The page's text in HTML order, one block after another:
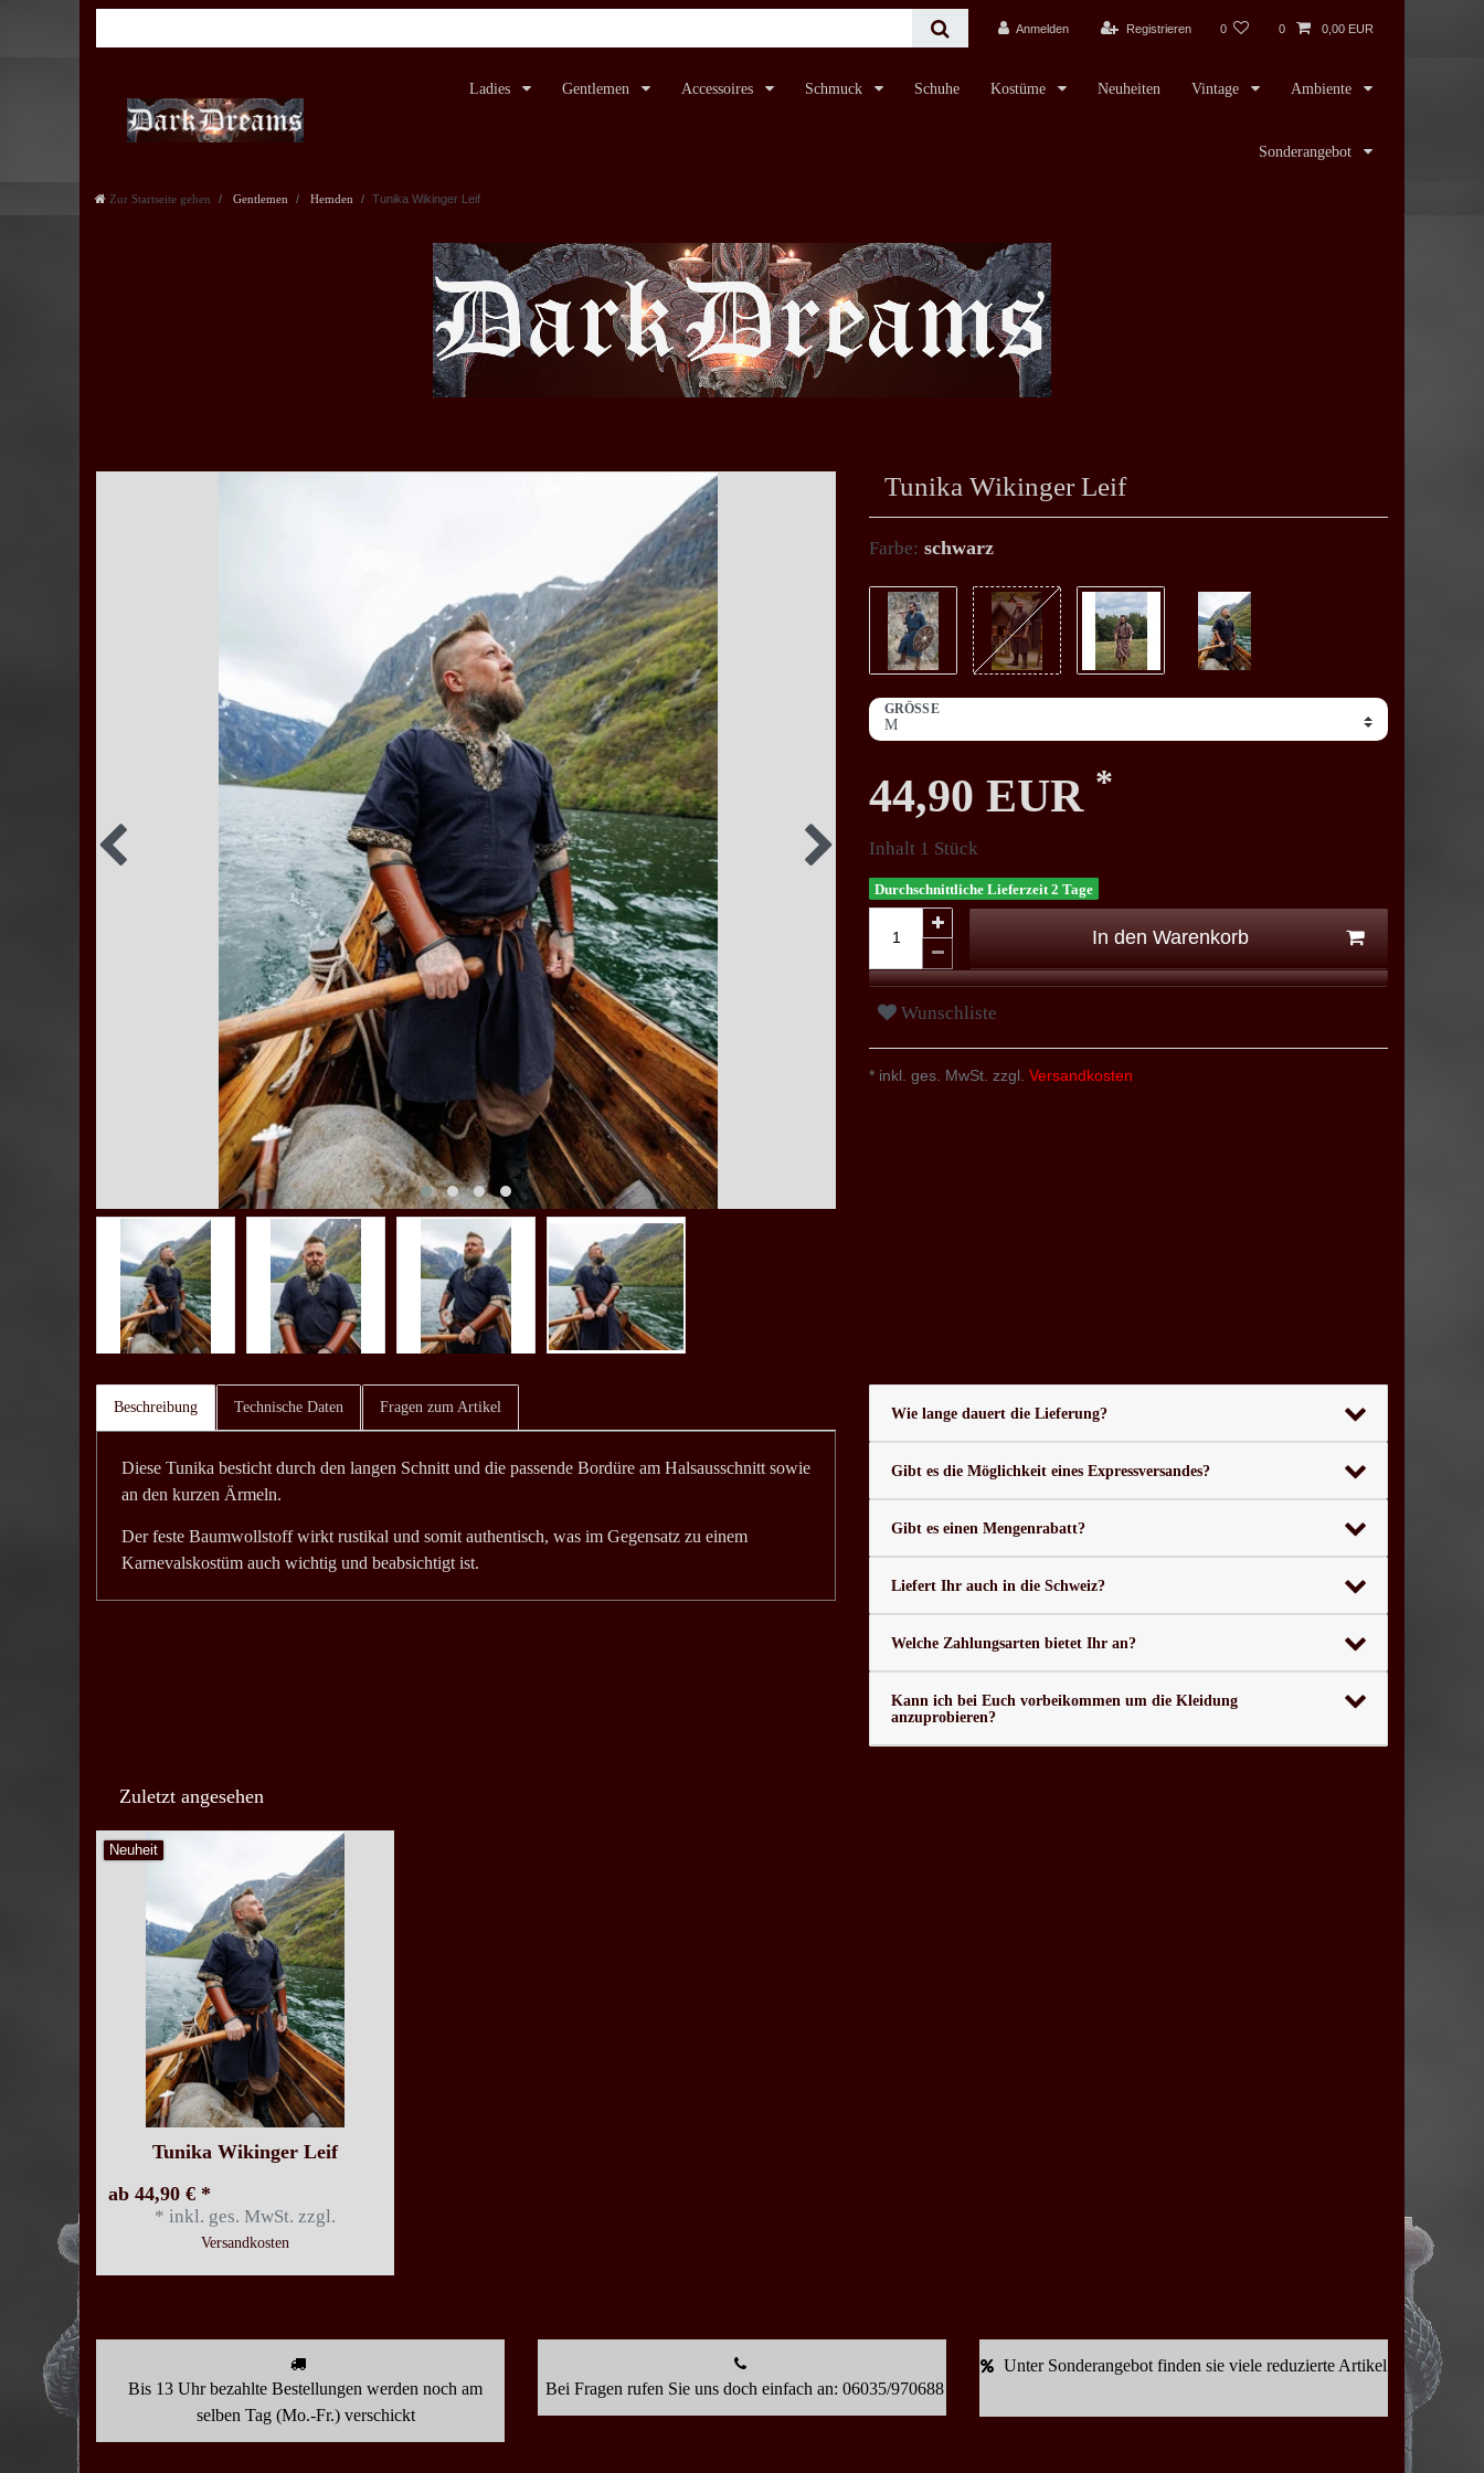
Anmelden Registrieren 0 0 0,00 EUR
Ladies Gentlemen Accessoires Schmuck Schuhe Kostüme Neuheiten Vintage Ambiente
Sonderangebot
Zur Startseite gehen Gentlemen Hemden Tunika Wikinger Leif
Tunika Wikinger Leif
Farbe: schwarz
GRÖSSE
44,90 EUR *
Inhalt 1 Stück
Durchschnittliche Lieferzeit 2 Tage
In den Warenkorb
Wunschliste
* inkl. ges. MwSt. zzgl. Versandkosten
Beschreibung Technische Daten Fragen zum Artikel
Diese Tunika besticht durch den langen Schnitt und die passende Bordüre am Halsausschnitt sowie
an den kurzen Ärmeln.
Der feste Baumwollstoff wirkt rustikal und somit authentisch, was im Gegensatz zu einem
Karnevalskostüm auch wichtig und beabsichtigt ist.
Wie lange dauert die Lieferung?
Gibt es die Möglichkeit eines Expressversandes?
Gibt es einen Mengenrabatt?
Liefert Ihr auch in die Schweiz?
Welche Zahlungsarten bietet Ihr an?
Kann ich bei Euch vorbeikommen um die Kleidung
anzuprobieren?
Zuletzt angesehen
Neuheit
Tunika Wikinger Leif
ab 44,90 € *
* inkl. ges. MwSt. zzgl.
Versandkosten
Bis 13 Uhr bezahlte Bestellungen werden noch am
selben Tag (Mo.-Fr.) verschickt
Bei Fragen rufen Sie uns doch einfach an: 06035/970688
Unter Sonderangebot finden sie viele reduzierte Artikel